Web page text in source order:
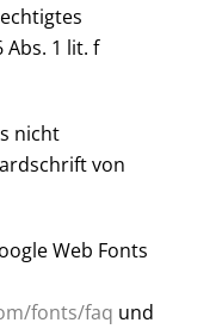
Abs. 1 lit. f
nicht
von
Web Fonts
fonts/faq und